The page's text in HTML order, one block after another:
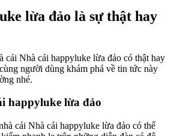
lừa đảo là sự thật hay
cái Nhà cái happyluke lừa đảo có thật hay
người dùng khám phá về tin tức này
nhé.
happyluke lừa đảo
cái Nhà cái happyluke lừa đảo có thể